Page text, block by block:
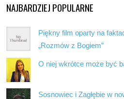
NAJBARDZIEJ POPULARNE
Piękny film oparty na
„Rozmów z Bogiem”
O niej wkrótce może być
Sosnowiec i Zagłębie w